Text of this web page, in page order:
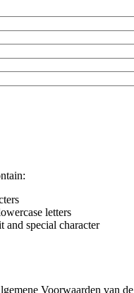
letters
and special character
Voorwaarden van de